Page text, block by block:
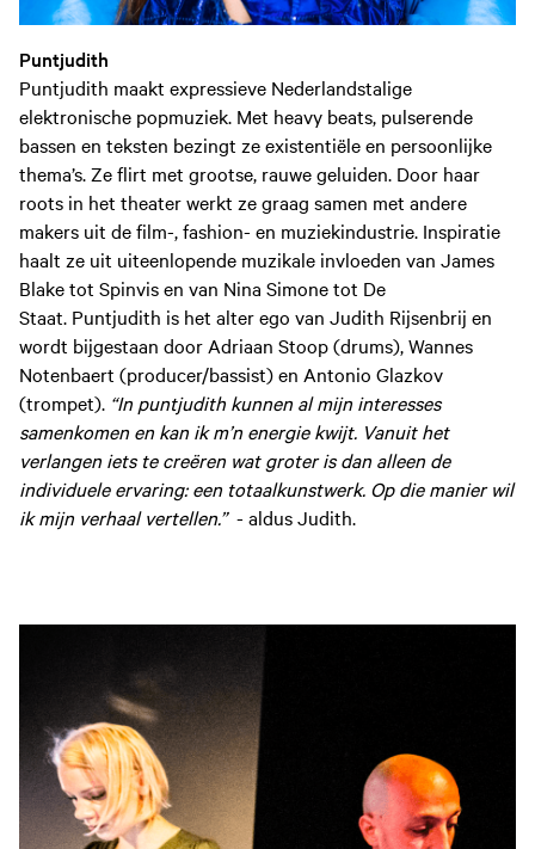
Puntjudith
Puntjudith maakt expressieve Nederlandstalige
elektronische popmuziek. Met heavy beats, pulserende
bassen en teksten bezingt ze existentiële en persoonlijke
thema’s. Ze flirt met grootse, rauwe geluiden. Door haar
roots in het theater werkt ze graag samen met andere
makers uit de film-, fashion- en muziekindustrie. Inspiratie
haalt ze uit uiteenlopende muzikale invloeden van James
Blake tot Spinvis en van Nina Simone tot De
Staat. Puntjudith is het alter ego van Judith Rijsenbrij en
wordt bijgestaan door Adriaan Stoop (drums), Wannes
Notenbaert (producer/bassist) en Antonio Glazkov
(trompet). “In puntjudith kunnen al mijn interesses
samenkomen en kan ik m’n energie kwijt. Vanuit het
verlangen iets te creëren wat groter is dan alleen de
individuele ervaring: een totaalkunstwerk. Op die manier wil
ik mijn verhaal vertellen.” - aldus Judith.